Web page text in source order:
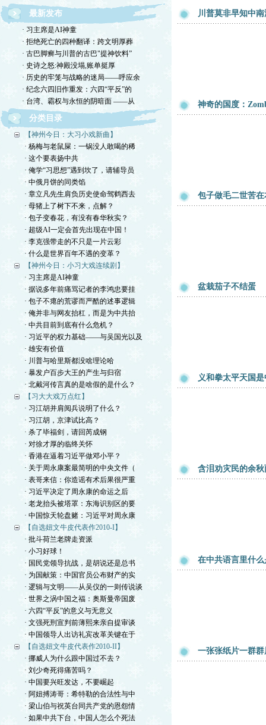
最新发布
· 习主席是AI神童
· 拒绝死亡的四种翻译：跨文明厚葬
· 古巴脚癣与川普的古巴"提神饮料”
· 史诗之怒:神殿没塌,账单挺厚
· 历史的牢笼与战略的迷局——呼应余
· 纪念六四旧作重发：六四“平反”的
· 台湾、霸权与永恒的阴暗面 ——从
分类目录
【神州今日：大习小戏新曲】
· 杨梅与老鼠屎：一锅没人敢喝的稀
· 这个要表扬中共
· 俺学“习思想”遇到坎了，请辅导员
· 中俄月饼的同类馅
· 章立凡先生肩负历史使命驾鹤西去
· 母猪上了树下不来，点解？
· 包子变春花，有没有春华秋实？
· 超级AI一定会首先出现在中国！
· 李克强带走的不只是一片云彩
· 什么是世界百年不遇的变革？
【神州今日：小习大戏连续剧】
· 习主席是AI神童
· 据说多年前痛骂记者的李鸿忠要挂
· 包子不瘪的荒谬而严酷的述事逻辑
· 俺并非与网友抬杠，而是为中共抬
· 中共目前到底有什么危机？
· 习近平的权力基础——与吴国光以及
· 雄安有价值
· 川普与哈里斯都没啥理论哈
· 暴发户百步大王的产生与归宿
· 北戴河传言真的是啥假的是什么？
【习大大戏万点红】
· 习江胡并肩阅兵说明了什么？
· 习江胡，京津试比高？
· 杀了毕福剑，请回芮成钢
· 对徐才厚的临终关怀
· 香港在逼着习近平做邓小平？
· 关于周永康案最简明的中央文件（
· 表哥来信：你造谣有术后果很严重
· 习近平决定了周永康的命运之后
· 老龙抬头被塔罩：东海识别区的要
· 中国惊天轮盘赌：习近平对周永康
【自选妞文牛皮代表作2010-I】
· 批斗荷兰老牌走资派
· 小习好球！
· 国民党领导抗战，是胡说还是总书
· 为国献策：中国官员公布财产的实
· 逻辑与文明——从吴仪的一则传说谈
· 世界之涡中国之福：奥斯曼帝国废
· 六四“平反”的意义与无意义
· 文强死刑宣判前薄熙来亲自提审谈
· 中国领导人出访礼宾改革关键在于
【自选妞文牛皮代表作2010-II】
· 挪威人为什么跟中国过不去？
· 刘少奇死得痛苦吗？
· 中国要兴旺发达，不要崛起
· 阿妞搏涛哥：希特勒的合法性与中
· 梁山伯与祝英台同共产党的恩怨情
· 如果中共下台，中国人怎么个死法
川普莫非早知中
神奇的国度：
包子做毛二世苦
盆栽茄子不结蛋
义和拳太平天国
含泪劝灾民的余
在中共语言里什
一张张纸片一群群